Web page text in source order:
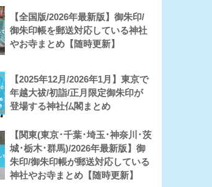
【全国版/2026年最新版】御朱印/
御朱印帳を郵送対応している神社
やお寺まとめ【随時更新】
【2025年12月/2026年1月】東京で
年越大祓/初詣/正月限定御朱印が
登場する神社仏閣まとめ
【関東(東京･千葉･埼玉･神奈川･茨
城･栃木･群馬)/2026年最新版】御
朱印/御朱印帳が郵送対応している
神社やお寺まとめ【随時更新】